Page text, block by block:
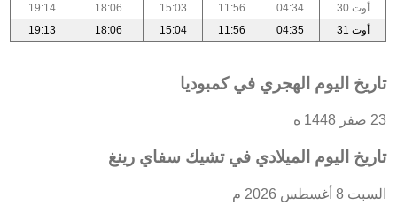
أوت 30
04:34
11:56
15:03
18:06
19:14
أوت 31
04:35
11:56
15:04
18:06
19:13
تاريخ اليوم الهجري في كمبوديا
23 صفر 1448 ه
تاريخ اليوم الميلادي في تشيك سفاي رينغ
السبت 8 أغسطس 2026 م